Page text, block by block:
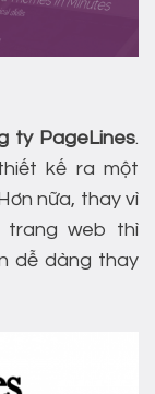
ty PageLines.
kế ra một
nữa, thay vì
trang web thì
dễ dàng thay